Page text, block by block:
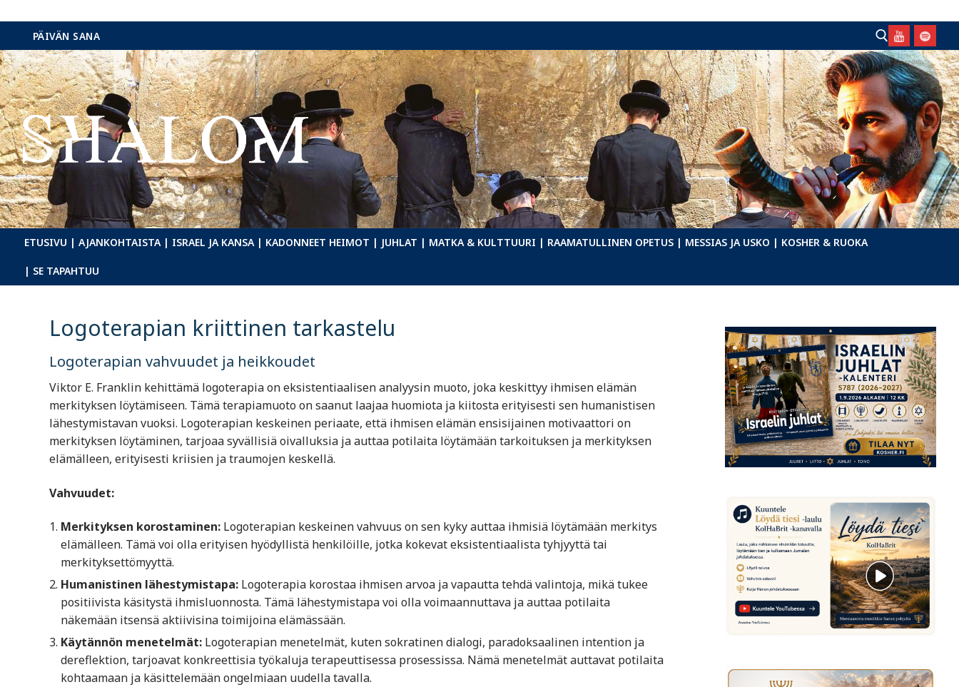
Hyppää
sisältöön
PÄIVÄN SANA
Hae:
ETUSIVU | AJANKOHTAISTA | ISRAEL JA KANSA | KADONNEET HEIMOT | JUHLAT | MATKA & KULTTUURI | RAAMATULLINEN OPETUS | MESSIAS JA USKO | KOSHER & RUOKA
| SE TAPAHTUU
Logoterapian kriittinen tarkastelu
Logoterapian vahvuudet ja heikkoudet
Viktor E. Franklin kehittämä logoterapia on eksistentiaalisen analyysin muoto, joka keskittyy ihmisen elämän
merkityksen löytämiseen. Tämä terapiamuoto on saanut laajaa huomiota ja kiitosta erityisesti sen humanistisen
lähestymistavan vuoksi. Logoterapian keskeinen periaate, että ihmisen elämän ensisijainen motivaattori on
merkityksen löytäminen, tarjoaa syvällisiä oivalluksia ja auttaa potilaita löytämään tarkoituksen ja merkityksen
elämälleen, erityisesti kriisien ja traumojen keskellä.
Vahvuudet:
Merkityksen korostaminen:Logoterapian keskeinen vahvuus on sen kyky auttaa ihmisiä löytämään merkitys
elämälleen. Tämä voi olla erityisen hyödyllistä henkilöille, jotka kokevat eksistentiaalista tyhjyyttä tai
merkityksettömyyttä.
Humanistinen lähestymistapa:Logoterapia korostaa ihmisen arvoa ja vapautta tehdä valintoja, mikä tukee
positiivista käsitystä ihmisluonnosta. Tämä lähestymistapa voi olla voimaannuttava ja auttaa potilaita
näkemään itsensä aktiivisina toimijoina elämässään.
Käytännön menetelmät:Logoterapian menetelmät, kuten sokratinen dialogi, paradoksaalinen intention ja
dereflektion, tarjoavat konkreettisia työkaluja terapeuttisessa prosessissa. Nämä menetelmät auttavat potilaita
kohtaamaan ja käsittelemään ongelmiaan uudella tavalla.